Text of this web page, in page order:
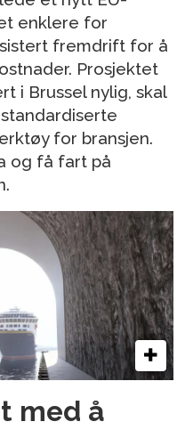
enklere for
fremdrift for å
Prosjektet
i Brussel nylig, skal
for bransjen.
og få fart på
med å